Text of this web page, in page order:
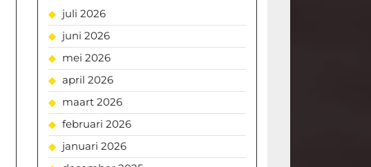
juli 2026
juni 2026
mei 2026
april 2026
maart 2026
februari 2026
januari 2026